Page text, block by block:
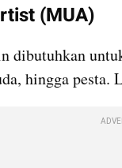
(MUA)
dibutuhkan
hingga pesta.